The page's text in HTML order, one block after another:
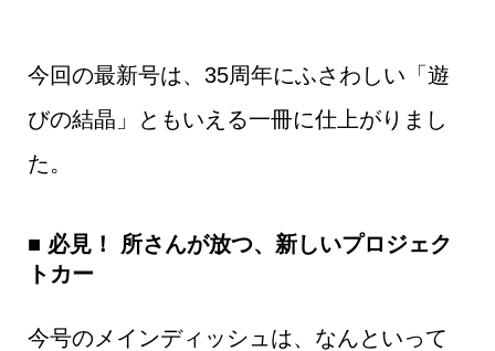
今回の最新号は、35周年にふさわしい「遊
びの結晶」ともいえる一冊に仕上がりまし
た。
■ 必見！ 所さんが放つ、新しいプロジェク
トカー
今号のメインディッシュは、なんといって